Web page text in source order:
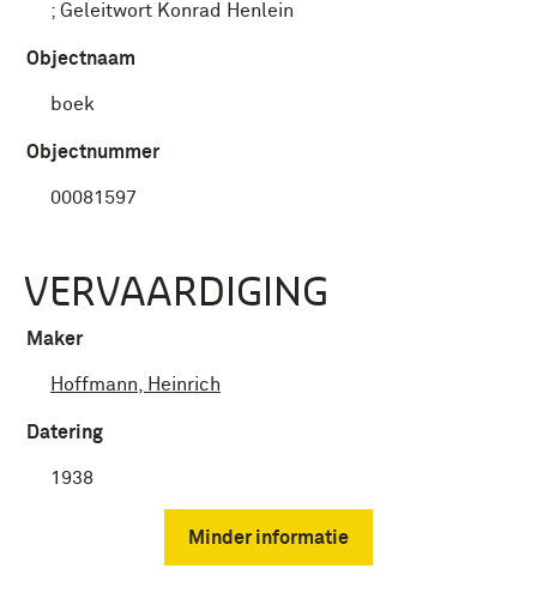
; Geleitwort Konrad Henlein
Objectnaam
boek
Objectnummer
00081597
VERVAARDIGING
Maker
Hoffmann, Heinrich
Datering
1938
Minder informatie